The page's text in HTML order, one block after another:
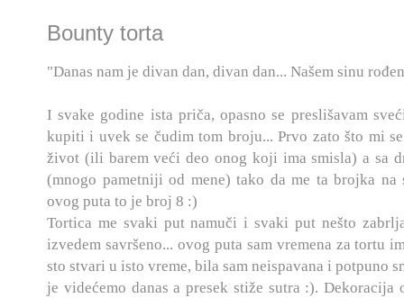
Bounty torta
"Danas nam je divan dan, divan dan... Našem sinu
I svake godine ista priča, opasno se preslišavam
kupiti i uvek se čudim tom broju... Prvo zato što mi
život (ili barem veći deo onog koji ima smisla) a sa
(mnogo pametniji od mene) tako da me ta brojka
ovog puta to je broj 8 :)
Tortica me svaki put namuči i svaki put nešto
izvedem savršeno... ovog puta sam vremena za tortu
sto stvari u isto vreme, bila sam neispavana i potpuno
je videćemo danas a presek stiže sutra :).